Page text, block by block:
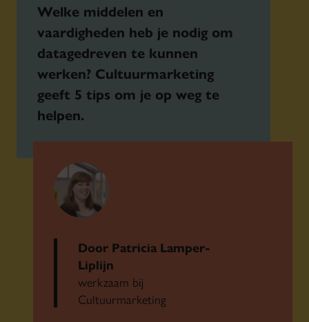
Welke middelen en
vaardigheden heb je nodig om
datagedreven te kunnen
werken? Cultuurmarketing
geeft 5 tips om je op weg te
helpen.
Door Patricia Lamper-
Liplijn
werkzaam bij
Cultuurmarketing